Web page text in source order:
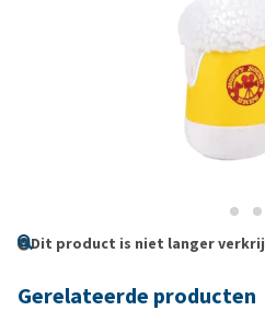
Dit product is niet langer
Gerelateerde producten